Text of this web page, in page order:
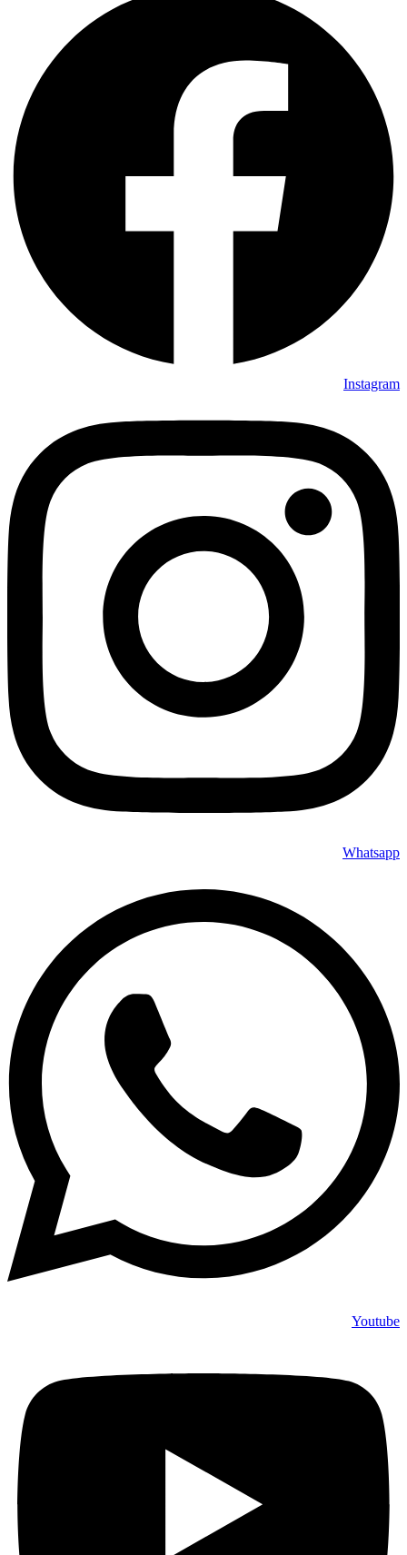
Instagram
Whatsapp
Youtube